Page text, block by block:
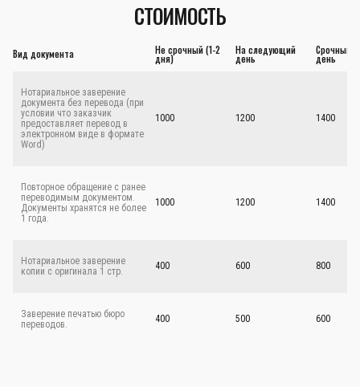
СТОИМОСТЬ
Вид документа Не срочный (1-2
дня)
На следующий
день
Срочный -
день
Нотариальное заверение
документа без перевода (при
условии что заказчик
предоставляет перевод в
электронном виде в формате
Word)
1000 1200 1400
Повторное обращение с ранее
переводимым документом.
Документы хранятся не более
1 года.
1000 1200 1400
Нотариальное заверение
копии с оригинала 1 стр.
400 600 800
Заверение печатью бюро
переводов.
400 500 600